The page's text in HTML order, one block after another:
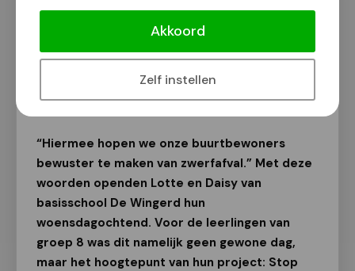
Akkoord
Zelf instellen
Zwerfafval: van snoeppapiertje tot
Onderwijs
Van onze redactie
20 april 2022
“Hiermee hopen we onze buurtbewoners
bewuster te maken van zwerfafval.” Met deze
woorden openden Lotte en Daisy van
basisschool De Wingerd hun
woensdagochtend. Voor de leerlingen van
groep 8 was dit namelijk geen gewone dag,
maar het hoogtepunt van hun project: Stop